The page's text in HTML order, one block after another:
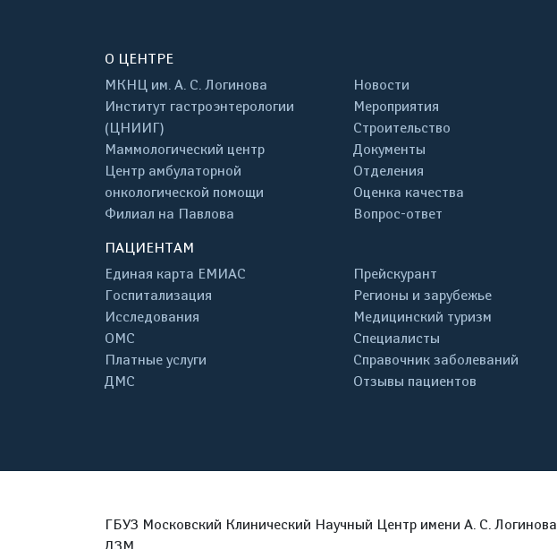
О ЦЕНТРЕ
МКНЦ им. А. С. Логинова
Институт гастроэнтерологии
(ЦНИИГ)
Маммологический центр
Центр амбулаторной
онкологической помощи
Филиал на Павлова
Новости
Мероприятия
Строительство
Документы
Отделения
Оценка качества
Вопрос-ответ
ПАЦИЕНТАМ
Единая карта ЕМИАС
Госпитализация
Исследования
ОМС
Платные услуги
ДМС
Прейскурант
Регионы и зарубежье
Медицинский туризм
Специалисты
Справочник заболеваний
Отзывы пациентов
ГБУЗ Московский Клинический Научный Центр имени А. С. Логинова